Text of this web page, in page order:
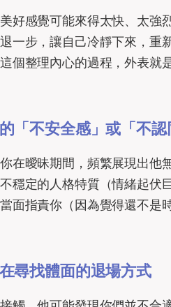
好感覺可能來得太快、太強
一步，讓自己冷靜下來，重
個整理內心的過程，外表就
「不安全感」或「不認
在曖昧期間，頻繁展現出他
穩定的人格特質（情緒起伏
面指責你（因為覺得還不是
尋找體面的退場方式